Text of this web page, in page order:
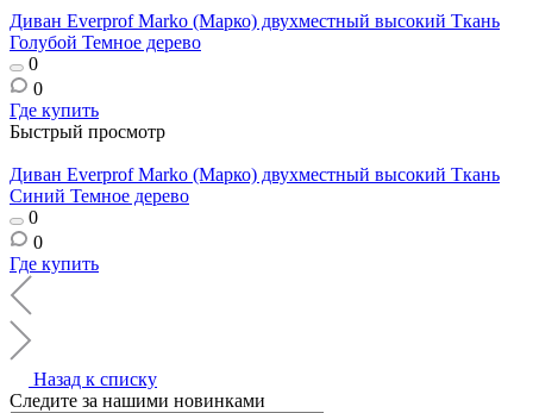
Диван Everprof Marko (Марко) двухместный высокий Ткань
Голубой Темное дерево
0
0
Где купить
Быстрый просмотр
Диван Everprof Marko (Марко) двухместный высокий Ткань
Синий Темное дерево
0
0
Где купить
Назад к списку
Следите за нашими новинками